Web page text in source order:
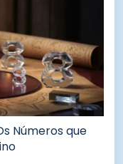
Números que